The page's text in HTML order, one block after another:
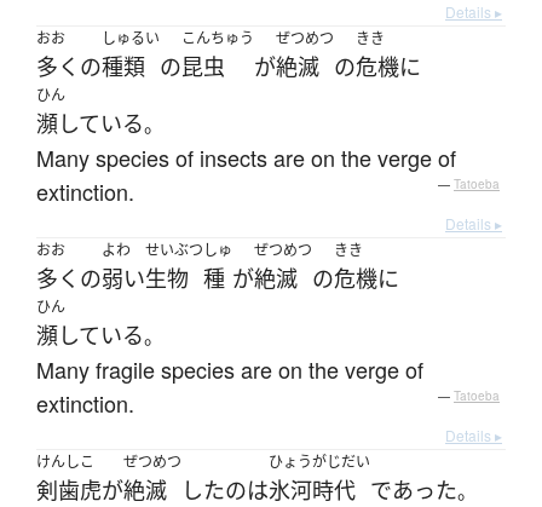
Details ▸
おお
多く の
しゅるい
種類 の
こんちゅう
昆虫 が
ぜつめつ
絶滅 の
きき
危機に
ひん
瀕している。
Many species of insects are on the verge of
extinction.
— Tatoeba
Details ▸
おお
多く の
よわ
弱い
せいぶつ
生物
しゅ
種 が
ぜつめつ
絶滅 の
きき
危機に
ひん
瀕している。
Many fragile species are on the verge of
extinction.
— Tatoeba
Details ▸
けんしこ
剣歯虎が
ぜつめつ
絶滅 したのは
ひょうがじだい
氷河時代 であった。